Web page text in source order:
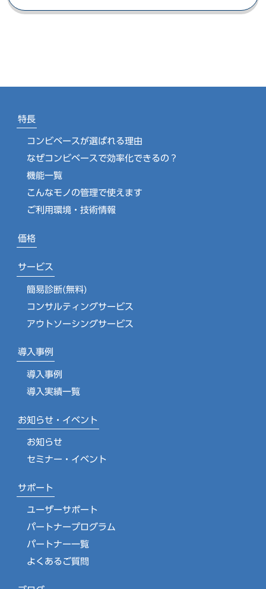
特長
コンビベースが選ばれる理由
なぜコンビベースで効率化できるの？
機能一覧
こんなモノの管理で使えます
ご利用環境・技術情報
価格
サービス
簡易診断(無料)
コンサルティングサービス
アウトソーシングサービス
導入事例
導入事例
導入実績一覧
お知らせ・イベント
お知らせ
セミナー・イベント
サポート
ユーザーサポート
パートナープログラム
パートナー一覧
よくあるご質問